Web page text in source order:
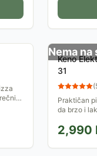
Nema na
Keno
31
(
Praktičan
da brzo i
2,990